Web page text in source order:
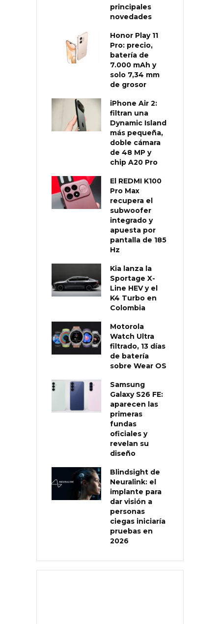
principales
novedades
Honor Play 11
Pro: precio,
batería de
7.000 mAh y
solo 7,34 mm
de grosor
iPhone Air 2:
filtran una
Dynamic Island
más pequeña,
doble cámara
de 48 MP y
chip A20 Pro
El REDMI K100
Pro Max
recupera el
subwoofer
integrado y
apuesta por
pantalla de 185
Hz
Kia lanza la
Sportage X-
Line HEV y el
K4 Turbo en
Colombia
Motorola
Watch Ultra
filtrado, 13 días
de batería
sobre Wear OS
Samsung
Galaxy S26 FE:
aparecen las
primeras
fundas
oficiales y
revelan su
diseño
Blindsight de
Neuralink: el
implante para
dar visión a
personas
ciegas iniciaría
pruebas en
2026